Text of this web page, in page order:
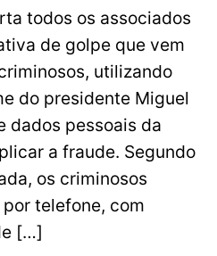
todos os associados
de golpe que vem
utilizando
do presidente Miguel
dados pessoais da
a fraude. Segundo
os criminosos
telefone, com
[…]